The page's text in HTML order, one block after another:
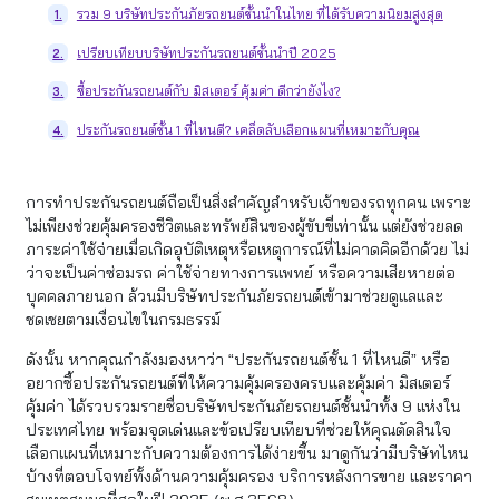
1. รวม 9 บริษัทประกันภัยรถยนต์ชั้นนำในไทย ที่ได้รับความนิยมสูงสุด
2. เปรียบเทียบบริษัทประกันรถยนต์ชั้นนำปี 2025
3. ซื้อประกันรถยนต์กับ มิสเตอร์ คุ้มค่า ดีกว่ายังไง?
4. ประกันรถยนต์ชั้น 1 ที่ไหนดี? เคล็ดลับเลือกแผนที่เหมาะกับคุณ
การทำประกันรถยนต์ถือเป็นสิ่งสำคัญสำหรับเจ้าของรถทุกคน เพราะ
ไม่เพียงช่วยคุ้มครองชีวิตและทรัพย์สินของผู้ขับขี่เท่านั้น แต่ยังช่วยลด
ภาระค่าใช้จ่ายเมื่อเกิดอุบัติเหตุหรือเหตุการณ์ที่ไม่คาดคิดอีกด้วย ไม่
ว่าจะเป็นค่าซ่อมรถ ค่าใช้จ่ายทางการแพทย์ หรือความเสียหายต่อ
บุคคลภายนอก ล้วนมีบริษัทประกันภัยรถยนต์เข้ามาช่วยดูแลและ
ชดเชยตามเงื่อนไขในกรมธรรม์
ดังนั้น หากคุณกำลังมองหาว่า “ประกันรถยนต์ชั้น 1 ที่ไหนดี” หรือ
อยากซื้อประกันรถยนต์ที่ให้ความคุ้มครองครบและคุ้มค่า มิสเตอร์
คุ้มค่า ได้รวบรวมรายชื่อบริษัทประกันภัยรถยนต์ชั้นนำทั้ง 9 แห่งใน
ประเทศไทย พร้อมจุดเด่นและข้อเปรียบเทียบที่ช่วยให้คุณตัดสินใจ
เลือกแผนที่เหมาะกับความต้องการได้ง่ายขึ้น มาดูกันว่ามีบริษัทไหน
บ้างที่ตอบโจทย์ทั้งด้านความคุ้มครอง บริการหลังการขาย และราคา